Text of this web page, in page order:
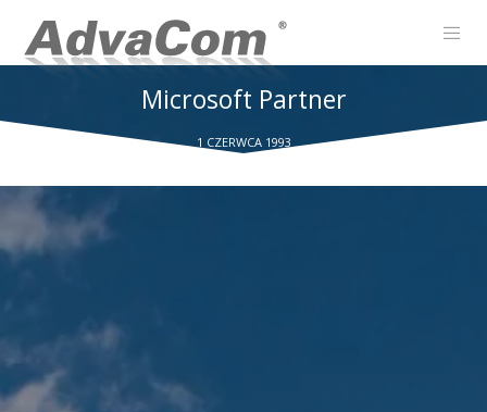
Microsoft Partner
1 CZERWCA 1993